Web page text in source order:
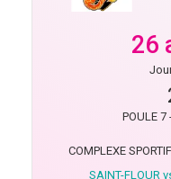
26
POULE
COMPLEXE
SAINT-FLOUR